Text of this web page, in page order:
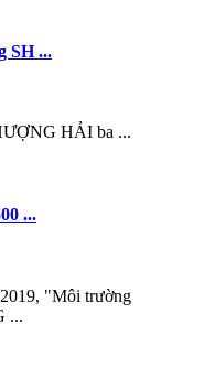
SH ...
HẢI ba ...
...
"Môi trường
...